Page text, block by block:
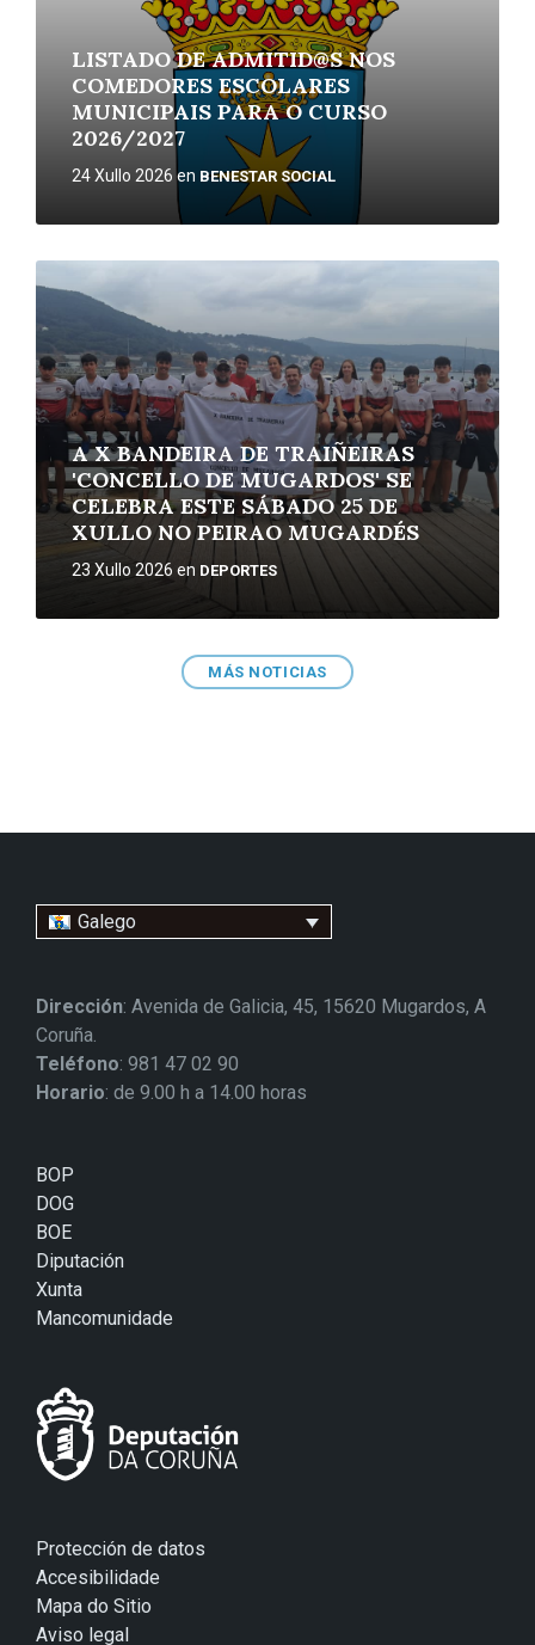
LISTADO DE ADMITID@S NOS
COMEDORES ESCOLARES
MUNICIPAIS PARA O CURSO
2026/2027
24 Xullo 2026 en BENESTAR SOCIAL
A X BANDEIRA DE TRAIÑEIRAS
'CONCELLO DE MUGARDOS' SE
CELEBRA ESTE SÁBADO 25 DE
XULLO NO PEIRAO MUGARDÉS
23 Xullo 2026 en DEPORTES
More
MÁS NOTICIAS
Galego
Dirección: Avenida de Galicia, 45, 15620 Mugardos, A
Coruña.
Teléfono: 981 47 02 90
Horario: de 9.00 h a 14.00 horas
BOP
DOG
BOE
Diputación
Xunta
Mancomunidade
Protección de datos
Accesibilidade
Mapa do Sitio
Aviso legal